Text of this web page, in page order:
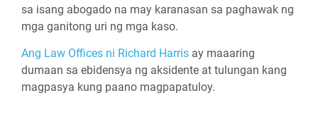
sa isang abogado na may karanasan sa paghawak ng
mga ganitong uri ng mga kaso.
Ang Law Offices ni Richard Harris ay maaaring
dumaan sa ebidensya ng aksidente at tulungan kang
magpasya kung paano magpapatuloy.